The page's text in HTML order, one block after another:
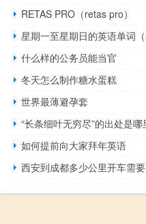
RETAS PRO（retas pro）
星期一至星期日的英语单词
什么样的公务员能当官
冬天怎么制作糖水蛋糕
世界最薄避孕套
“长条细叶无穷尽”的出处是哪
如何提前向大家拜年英语
西安到成都多少公里开车需